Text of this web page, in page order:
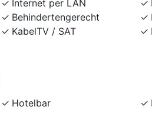
Internet per LAN
Behindertengerecht
KabelTV / SAT
Hotelbar